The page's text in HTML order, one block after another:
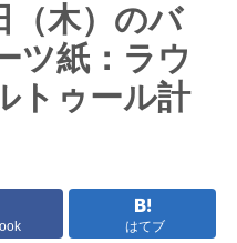
（木）のバ
ツ紙：ラウ
トゥール計
はてブ